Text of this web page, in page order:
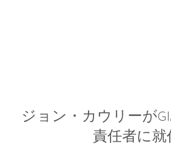
ジョン・カウリーが
責任者に就